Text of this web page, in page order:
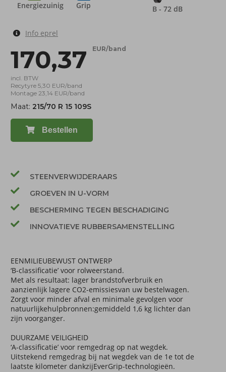
Energiezuinig Grip B - 72 dB
Info eprel
170,37 EUR/band
incl. BTW
Recytyre 5,30 EUR/band
Montage 23,14 EUR/band
Maat: 215/70 R 15 109S
Bestellen
STEENVERWIJDERAARS
GROEVEN IN U-VORM
BESCHERMING TEGEN BESCHADIGING
INNOVATIEVE RUBBERSAMENSTELLING
EENMILIEUBEWUST ONTWERP
‘B-classificatie’ voor rolweerstand.
Met als resultaat: lager brandstofverbruik en
aanzienlijk lagere CO2-emissiesvan uw bestelwagen.
Zorgt voor minder afval en minimale gevolgen voor
natuurlijkehulpbronnen:gemiddeld 1,6 kg lichter dan
zijn voorganger.
DUURZAME VEILIGHEID
‘A-classificatie’ voor remgedrag op nat wegdek.
Uitstekend remgedrag bij nat wegdek van de 1e tot de
laatste kilometer dankzijEverGrip-technologieën.